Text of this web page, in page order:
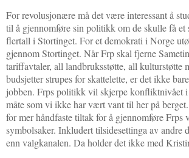
For revolusjonære må det være interessant å
til å gjennomføre sin politikk om de skulle få
flertall i Stortinget. For et demokrati i Norge
gjennom Stortinget. Når Frp skal fjerne
tariffavtaler, all landbruksstøtte, all kulturstøtte
budsjetter strupes for skattelette, er det ikke
jobben. Frps politikk vil skjerpe konfliktnivået i
måte som vi ikke har vært vant til her på
for mer håndfaste tiltak for å gjennomføre Frps
symbolsaker. Inkludert tilsidesettinga av andre
enn valgkanalen. Da holder det ikke med